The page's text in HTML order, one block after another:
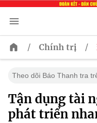
/ Chính trị /
Theo dõi Báo Thanh tra
Tận dụng tài
phát triển